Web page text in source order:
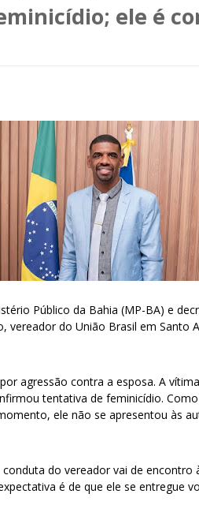
ele é
Público da Bahia (MP-BA) e
vereador do União Brasil em Santo
agressão contra a esposa. A
tentativa de feminicídio.
ele não se apresentou às
do vereador vai de encontro
é de que ele se entregue